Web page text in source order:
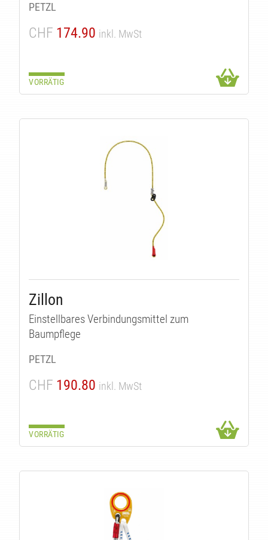
PETZL
CHF 174.90 inkl. MwSt
VORRÄTIG
Zillon
Einstellbares Verbindungsmittel zum
Baumpflege
PETZL
CHF 190.80 inkl. MwSt
VORRÄTIG